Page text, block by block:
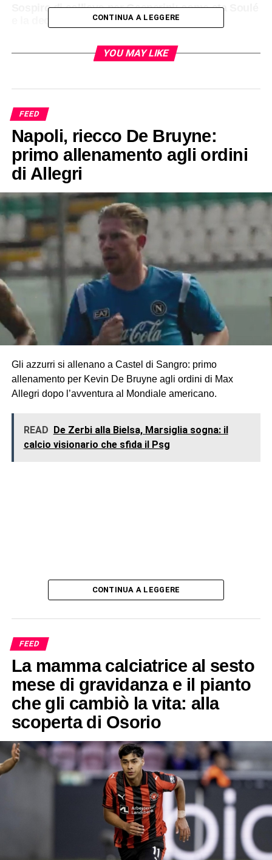
Sospiro di sollievo per Gasperini: come sta Soulé
e la decisione in vista dell'Atalanta
CONTINUA A LEGGERE
YOU MAY LIKE
FEED
Napoli, riecco De Bruyne:
primo allenamento agli ordini
di Allegri
Gli azzurri si allenano a Castel di Sangro: primo
allenamento per Kevin De Bruyne agli ordini di Max
Allegri dopo l’avventura al Mondiale americano.
READ De Zerbi alla Bielsa, Marsiglia sogna: il
calcio visionario che sfida il Psg
CONTINUA A LEGGERE
FEED
La mamma calciatrice al sesto
mese di gravidanza e il pianto
che gli cambiò la vita: alla
scoperta di Osorio